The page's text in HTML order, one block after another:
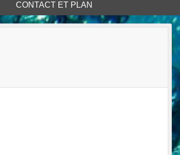
CONTACT ET PLAN